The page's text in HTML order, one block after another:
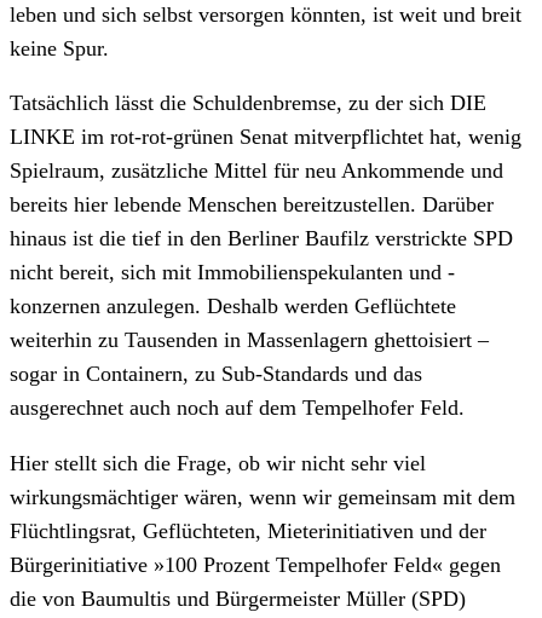
leben und sich selbst versorgen könnten, ist weit und breit
keine Spur.
Tatsächlich lässt die Schuldenbremse, zu der sich DIE
LINKE im rot-rot-grünen Senat mitverpflichtet hat, wenig
Spielraum, zusätzliche Mittel für neu Ankommende und
bereits hier lebende Menschen bereitzustellen. Darüber
hinaus ist die tief in den Berliner Baufilz verstrickte SPD
nicht bereit, sich mit Immobilienspekulanten und -
konzernen anzulegen. Deshalb werden Geflüchtete
weiterhin zu Tausenden in Massenlagern ghet­to­i­sie­rt –
sogar in Containern, zu Sub-Standards und das
ausgerechnet auch noch auf dem Tempelhofer Feld.
Hier stellt sich die Frage, ob wir nicht sehr viel
wirkungsmächtiger wären, wenn wir gemeinsam mit dem
Flüchtlingsrat, Geflüchteten, Mieterinitiativen und der
Bürgerinitiative »100 Prozent Tempelhofer Feld« gegen
die von Baumultis und Bürgermeister Müller (SPD)